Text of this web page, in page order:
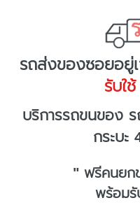
รถส่งของซอยอยู่
รับใ
บริการรถขนของ
กระบ
" ฟรีคนยก
พร้อมรั